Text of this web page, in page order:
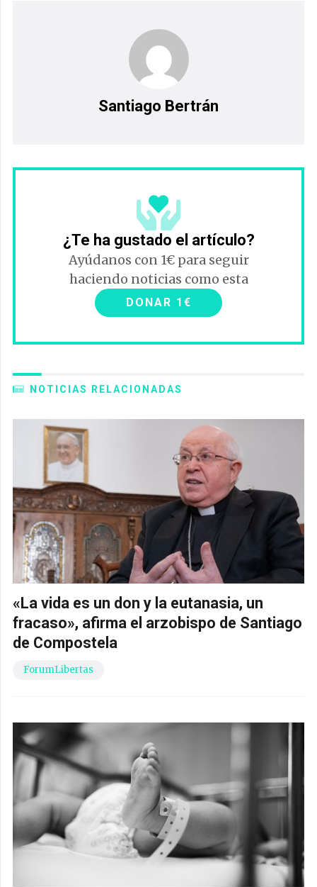
Santiago Bertrán
¿Te ha gustado el artículo?
Ayúdanos con 1€ para seguir
haciendo noticias como esta
DONAR 1€
NOTICIAS RELACIONADAS
«La vida es un don y la eutanasia, un
fracaso», afirma el arzobispo de Santiago
de Compostela
ForumLibertas